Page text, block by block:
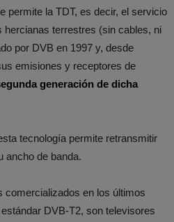
permite la TDT, es decir, el servicio
hercianas terrestres (sin cables, ni
por DVB en 1997 y, desde
emisiones y receptores de
generación de dicha
tecnología permite retransmitir
ancho de banda.
comercializados en los últimos
DVB-T2, son televisores